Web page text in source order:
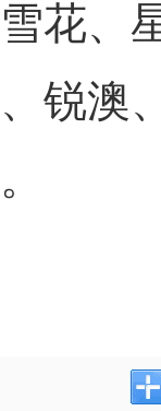
花、
锐澳